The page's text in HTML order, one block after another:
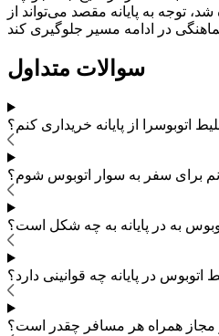
توجه به پایانه مقصد می‌تواند از
سوالات متداول
اتوبوسرا از پایانه خریداری کنم؟
برای سفر به سوار اتوبوس شوم؟
به در پایانه به چه شکل است؟
اتوبوس در پایانه چه قوانینی دارد؟
مجاز همراه هر مسافر چقدر است؟